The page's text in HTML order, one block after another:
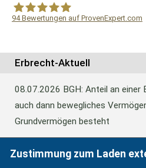
94Bewertungen auf ProvenExpert.com
Erbrecht-Aktuell
08.07.2026 BGH: Anteil an
auch dann bewegliches
Grundvermögen besteht
BFH: Abweichende
Zustimmung zum Laden